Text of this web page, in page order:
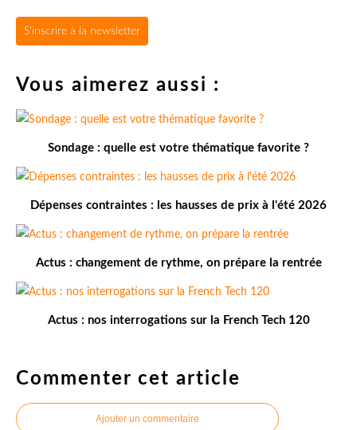
S'inscrire à la newsletter
Vous aimerez aussi :
Sondage : quelle est votre thématique favorite ?
Dépenses contraintes : les hausses de prix à l'été 2026
Actus : changement de rythme, on prépare la rentrée
Actus : nos interrogations sur la French Tech 120
Commenter cet article
Ajouter un commentaire